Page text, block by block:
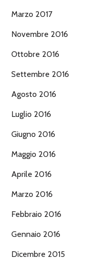
Marzo 2017
Novembre 2016
Ottobre 2016
Settembre 2016
Agosto 2016
Luglio 2016
Giugno 2016
Maggio 2016
Aprile 2016
Marzo 2016
Febbraio 2016
Gennaio 2016
Dicembre 2015